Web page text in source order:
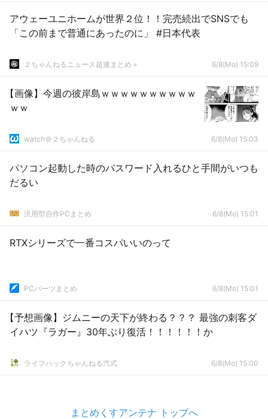
アウェーユニホームが世界２位！！完売続出でSNSでも
「この前まで普通にあったのに」 #日本代表
２ちゃんねるニュース超速まとめ＋ 6/8(Mo) 15:09
【画像】今週の彼岸島ｗｗｗｗｗｗｗｗｗｗ
ｗｗ
watch＠２ちゃんねる 6/8(Mo) 15:03
パソコン起動した時のパスワード入れるひと手間がいつも
だるい
汎用型自作PCまとめ 6/8(Mo) 15:01
RTXシリーズで一番コスパいいのって
PCパーツまとめ 6/8(Mo) 15:01
【予想画像】ジムニーの天下が終わる？？？ 最強の刺客ダ
イハツ『ラガー』30年ぶり復活！！！！！！か
ライフハックちゃんねる弐式 6/8(Mo) 15:00
まとめくすアンテナ トップへ